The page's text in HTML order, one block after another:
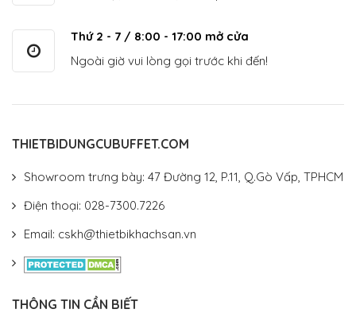
Thứ 2 - 7 / 8:00 - 17:00 mở cửa
Ngoài giờ vui lòng gọi trước khi đến!
THIETBIDUNGCUBUFFET.COM
Showroom trưng bày: 47 Đường 12, P.11, Q.Gò Vấp, TPHCM
Điện thoại: 028-7300.7226
Email: cskh@thietbikhachsan.vn
THÔNG TIN CẦN BIẾT